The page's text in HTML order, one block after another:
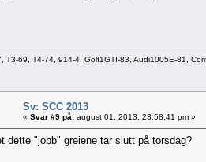
T3-69, T4-74, 914-4, Golf1GTI-83, Audi1005E-81,
Sv: SCC 2013
« Svar #9 på: august 01, 2013, 23:58:41 pm »
dette "jobb" greiene tar slutt på torsdag?